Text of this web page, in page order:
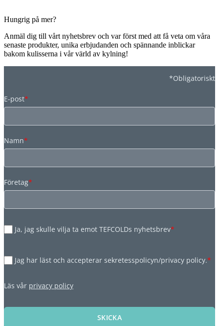
Hungrig på mer?
Anmäl dig till vårt nyhetsbrev och var först med att få veta om våra
senaste produkter, unika erbjudanden och spännande inblickar
bakom kulisserna i vår värld av kylning!
*Obligatoriskt
E-post*
Namn*
Företag*
Ja, jag skulle vilja ta emot TEFCOLDs nyhetsbrev*
Jag har läst och accepterar sekretesspolicyn/privacy policy.*
Läs vår privacy policy
SKICKA